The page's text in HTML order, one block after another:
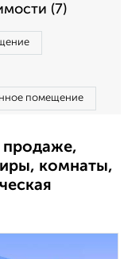
(7)
помещение
продаже,
комнаты,